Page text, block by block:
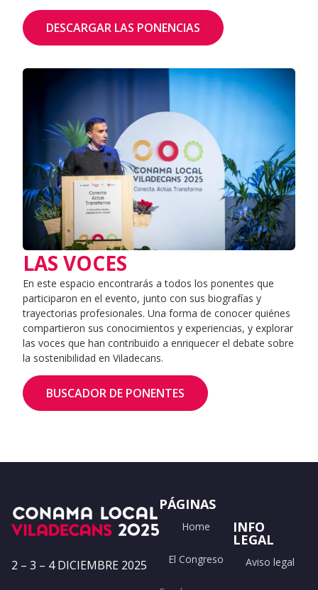
DESCARGAR LAS PONENCIAS
LAS VOCES
En este espacio encontrarás a todos los ponentes que
participaron en el evento, junto con sus biografías y
trayectorias profesionales. Una forma de conocer quiénes
compartieron sus conocimientos y experiencias, y explorar
las voces que han contribuido a enriquecer el debate sobre
la sostenibilidad en Viladecans.
BUSCADOR DE PONENTES
2 – 3 – 4 DICIEMBRE 2025
PÁGINAS
Home
El Congreso
INFO
LEGAL
Aviso legal